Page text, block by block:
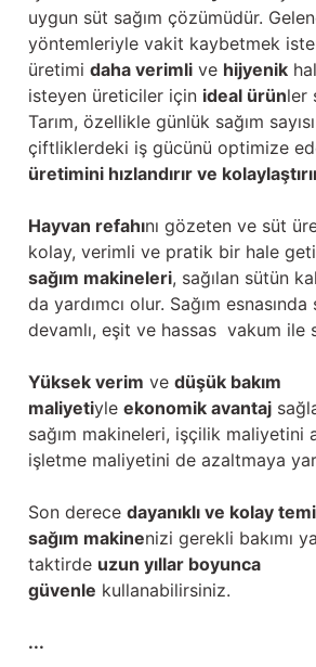
uygun süt sağım çözümüdür.
yöntemleriyle vakit kaybetmek
üretimi daha verimli ve hijyenik
isteyen üreticiler için ideal ürünler
Tarım, özellikle günlük sağım
çiftliklerdeki iş gücünü optimize
üretimini hızlandırır ve
Hayvan refahını gözeten ve süt
kolay, verimli ve pratik bir hale
sağım makineleri, sağılan sütün
da yardımcı olur. Sağım
devamlı, eşit ve hassas vakum ile
Yüksek verim ve düşük bakım
maliyetiyle ekonomik avantaj
sağım makineleri, işçilik maliyetini
işletme maliyetini de azaltmaya
Son derece dayanıklı ve kolay
sağım makinenizi gerekli bakımı
taktirde uzun yıllar boyunca
güvenle kullanabilirsiniz.
...